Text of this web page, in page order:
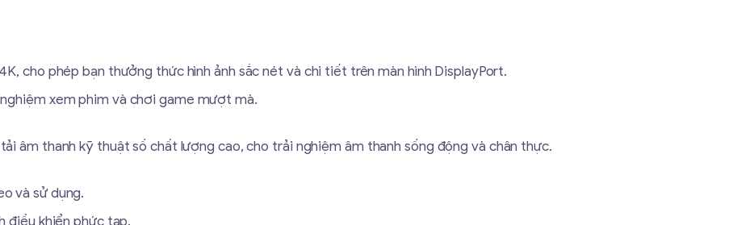
cho phép bạn thưởng thức hình ảnh sắc nét và chi tiết trên màn hình DisplayPort.
xem phim và chơi game mượt mà.
âm thanh kỹ thuật số chất lượng cao, cho trải nghiệm âm thanh sống động và chân thực.
và sử dụng.
điều khiển phức tạp.